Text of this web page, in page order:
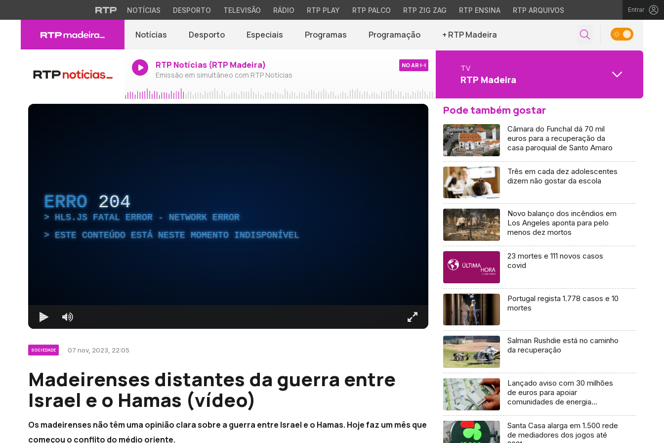
NOTÍCIAS DESPORTO TELEVISÃO RÁDIO RTP PLAY RTP PALCO RTP ZIG ZAG RTP ENSINA RTP ARQUIVOS Entrar
Notícias Desporto Especiais Programas Programação + RTP Madeira
RTP Notícias (RTP Madeira)
Emissão em simultâneo com RTP Notícias
NO AR TV
RTP Madeira
ERRO 204
HLS.JS FATAL ERROR - NETWORK ERROR
ESTE CONTEÚDO ESTÁ NESTE MOMENTO INDISPONÍVEL
SOCIEDADE 07 nov, 2023, 22:05
Madeirenses distantes da guerra entre
Israel e o Hamas (vídeo)
Os madeirenses não têm uma opinião clara sobre a guerra entre Israel e o Hamas. Hoje faz um mês que
começou o conflito do médio oriente.
Pode também gostar
Câmara do Funchal dá 70 mil
euros para a recuperação da
casa paroquial de Santo Amaro
Três em cada dez adolescentes
dizem não gostar da escola
Novo balanço dos incêndios em
Los Angeles aponta para pelo
menos dez mortos
23 mortes e 111 novos casos
covid
Portugal regista 1.778 casos e 10
mortes
Salman Rushdie está no caminho
da recuperação
Lançado aviso com 30 milhões
de euros para apoiar
comunidades de energia
coletivo
Santa Casa alarga em 1.500 rede
de mediadores dos jogos até